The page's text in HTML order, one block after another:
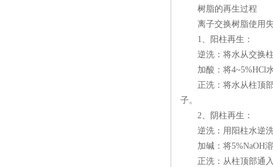
树脂的再生过程
离子交换树脂使用失
1、阳柱再生：
逆洗：将水从交换柱
加酸：将4~5%HCl水
正洗：将水从柱顶部
子。
2、阴柱再生：
逆洗：用阳柱水逆洗
加碱：将5%NaOH溶
正洗：从柱顶部通入